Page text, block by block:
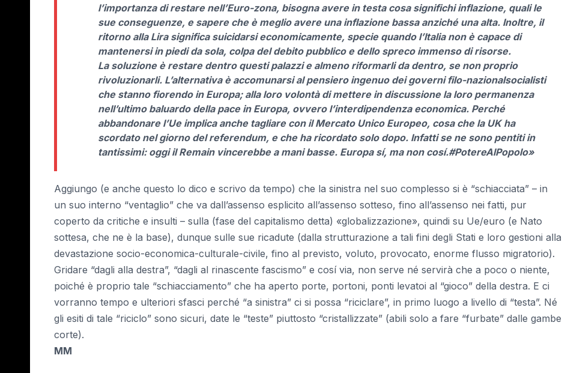
l’importanza di restare nell’Euro-zona, bisogna avere in testa cosa significhi inflazione, quali le
sue conseguenze, e sapere che è meglio avere una inflazione bassa anziché una alta. Inoltre, il
ritorno alla Lira significa suicidarsi economicamente, specie quando l’Italia non è capace di
mantenersi in piedi da sola, colpa del debito pubblico e dello spreco immenso di risorse.
La soluzione è restare dentro questi palazzi e almeno riformarli da dentro, se non proprio
rivoluzionarli. L’alternativa è accomunarsi al pensiero ingenuo dei governi filo-nazionalsocialisti
che stanno fiorendo in Europa; alla loro volontà di mettere in discussione la loro permanenza
nell’ultimo baluardo della pace in Europa, ovvero l’interdipendenza economica. Perché
abbandonare l’Ue implica anche tagliare con il Mercato Unico Europeo, cosa che la UK ha
scordato nel giorno del referendum, e che ha ricordato solo dopo. Infatti se ne sono pentiti in
tantissimi: oggi il Remain vincerebbe a mani basse. Europa sí, ma non cosí.#PotereAlPopolo»
Aggiungo (e anche questo lo dico e scrivo da tempo) che la sinistra nel suo complesso si è “schiacciata” – in
un suo interno “ventaglio” che va dall’assenso esplicito all’assenso sotteso, fino all’assenso nei fatti, pur
coperto da critiche e insulti – sulla (fase del capitalismo detta) «globalizzazione», quindi su Ue/euro (e Nato
sottesa, che ne è la base), dunque sulle sue ricadute (dalla strutturazione a tali fini degli Stati e loro gestioni alla
devastazione socio-economica-culturale-civile, fino al previsto, voluto, provocato, enorme flusso migratorio).
Gridare “dagli alla destra”, “dagli al rinascente fascismo” e cosí via, non serve né servirà che a poco o niente,
poiché è proprio tale “schiacciamento” che ha aperto porte, portoni, ponti levatoi al “gioco” della destra. E ci
vorranno tempo e ulteriori sfasci perché “a sinistra” ci si possa “riciclare”, in primo luogo a livello di “testa”. Né
gli esiti di tale “riciclo” sono sicuri, date le “teste” piuttosto “cristallizzate” (abili solo a fare “furbate” dalle gambe
corte).
MM